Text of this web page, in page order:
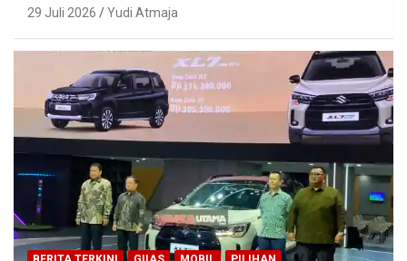
29 Juli 2026 Yudi Atmaja